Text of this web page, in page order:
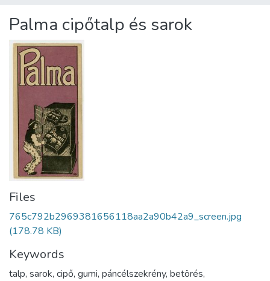
Statistics
About us
Palma cipőtalp és sarok
Files
765c792b2969381656118aa2a90b42a9_screen.jpg
(178.78 KB)
Keywords
talp, sarok, cipő, gumi, páncélszekrény, betörés,